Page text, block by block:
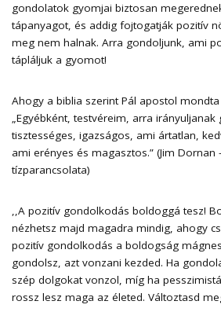
gondolatok gyomjai biztosan
tápanyagot, és addig fojtogatják pozitív
meg nem halnak. Arra gondoljunk, ami
tápláljuk a gyomot!
Ahogy a biblia szerint Pál apostol
„Egyébként, testvéreim, arra
tisztességes, igazságos, ami ártatlan,
ami erényes és magasztos.” (Jim Dornan
tízparancsolata)
,,A pozitív gondolkodás boldoggá tesz!
nézhetsz majd magadra mindig, ahogy
pozitív gondolkodás a boldogság
gondolsz, azt vonzani kezded. Ha
szép dolgokat vonzol, míg ha
rossz lesz maga az életed. Változtasd